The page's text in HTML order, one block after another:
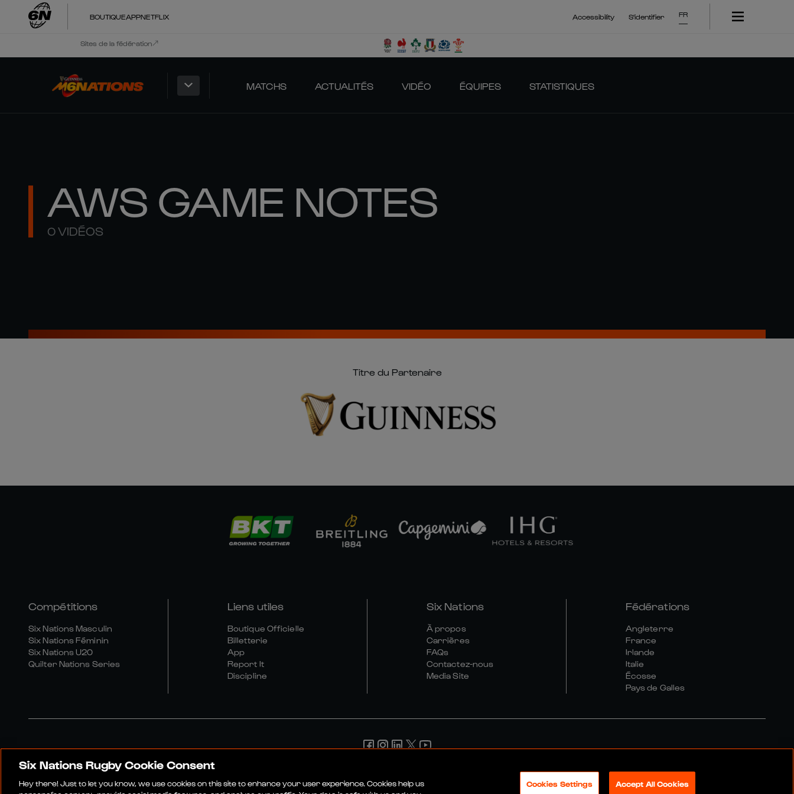
BOUTIQUEAPPNETFLIX Accessibility S'identifier FR
Sites de la fédération
MATCHS ACTUALITÉS VIDÉO ÉQUIPES STATISTIQUES
AWS GAME NOTES
0 VIDÉOS
Titre du Partenaire
Compétitions
Six Nations Masculin
Six Nations Féminin
Six Nations U20
Quilter Nations Series
Liens utiles
Boutique Officielle
Billetterie
App
Report It
Discipline
Six Nations
À propos
Carrières
FAQs
Contactez-nous
Media Site
Fédérations
Angleterre
France
Irlande
Italie
Écosse
Pays de Galles
Politique Sociale Et Numérique
Six Nations Rugby Cookie Consent
Hey there! Just to let you know, we use cookies on this site to enhance your user experience. Cookies help us
Cookies Settings Accept All Cookies